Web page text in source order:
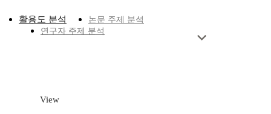
활용도 분석
논문 주제 분석
연구자 주제 분석
View